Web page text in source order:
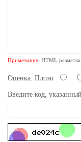
Примечание: HTML
Оценка: Плохо
Введите код,